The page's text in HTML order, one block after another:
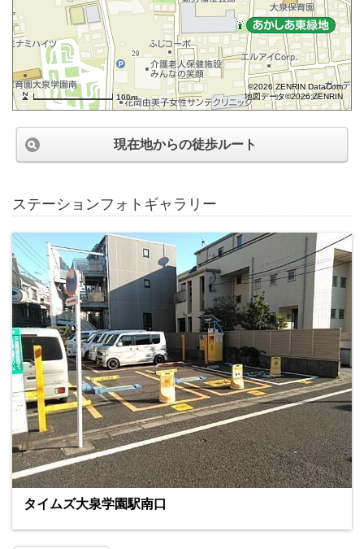
100m
©2026 ZENRIN DataCom
地図データ©2026 ZENRIN
現在地からの徒歩ルート
ステーションフォトギャラリー
タイムズ大泉学園駅南口